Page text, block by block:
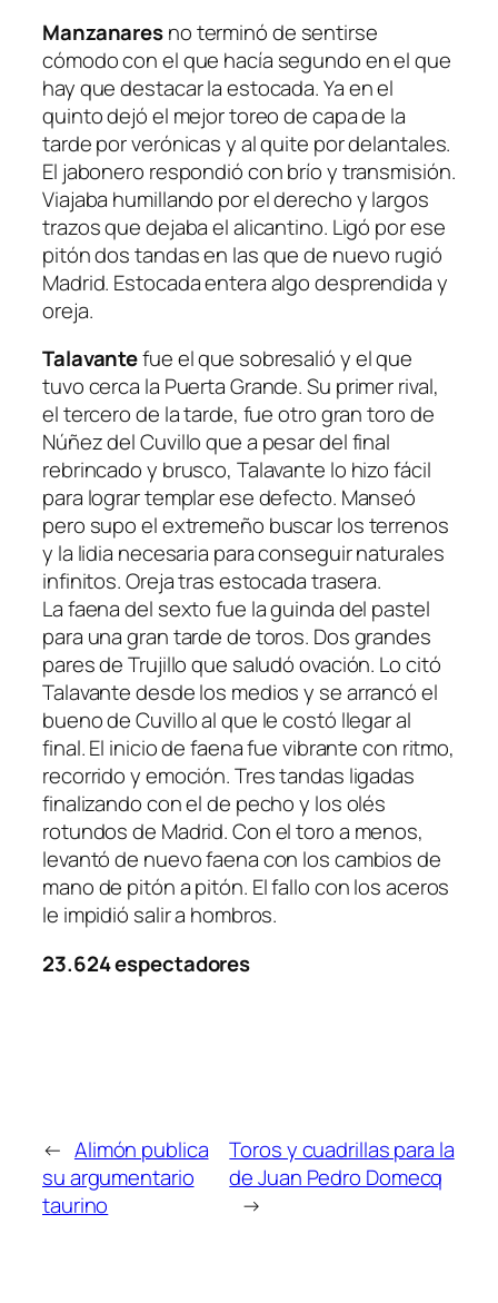
Manzanaresno terminó de sentirse
cómodo con el que hacía segundo en el que
hay que destacar la estocada. Ya en el
quinto dejó el mejor toreo de capa de la
tarde por verónicas y al quite por delantales.
El jabonero respondió con brío y transmisión.
Viajaba humillando por el derecho y largos
trazos que dejaba el alicantino. Ligó por ese
pitón dos tandas en las que de nuevo rugió
Madrid. Estocada entera algo desprendida y
oreja.
Talavantefue el que sobresalió y el que
tuvo cerca la Puerta Grande. Su primer rival,
el tercero de la tarde, fue otro gran toro de
Núñez del Cuvillo que a pesar del final
rebrincado y brusco, Talavante lo hizo fácil
para lograr templar ese defecto. Manseó
pero supo el extremeño buscar los terrenos
y la lidia necesaria para conseguir naturales
infinitos. Oreja tras estocada trasera.
La faena del sexto fue la guinda del pastel
para una gran tarde de toros. Dos grandes
pares de Trujillo que saludó ovación. Lo citó
Talavante desde los medios y se arrancó el
bueno de Cuvillo al que le costó llegar al
final. El inicio de faena fue vibrante con ritmo,
recorrido y emoción. Tres tandas ligadas
finalizando con el de pecho y los olés
rotundos de Madrid. Con el toro a menos,
levantó de nuevo faena con los cambios de
mano de pitón a pitón. El fallo con los aceros
le impidió salir a hombros.
23.624 espectadores
← Alimón publica
su argumentario
taurino
Toros y cuadrillas para la
de Juan Pedro Domecq
→